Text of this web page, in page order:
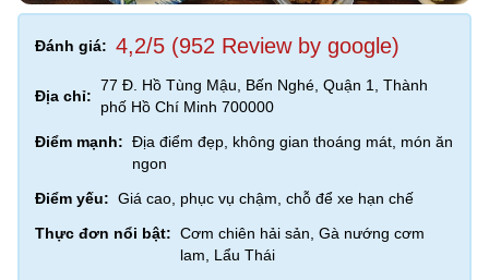
Đánh giá: 4,2/5 (952 Review by google)
Địa chỉ:
77 Đ. Hồ Tùng Mậu, Bến Nghé, Quận 1, Thành
phố Hồ Chí Minh 700000
Điểm mạnh: Địa điểm đẹp, không gian thoáng mát, món ăn
ngon
Điểm yếu: Giá cao, phục vụ chậm, chỗ để xe hạn chế
Thực đơn nổi bật: Cơm chiên hải sản, Gà nướng cơm
lam, Lẩu Thái